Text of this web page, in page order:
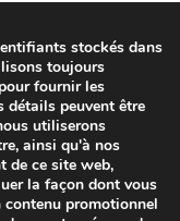
et mon site
stockés dans
toujours
fournir les
détails peuvent être
utiliserons
ainsi qu'à nos
de ce site web,
la façon dont vous
promotionnel